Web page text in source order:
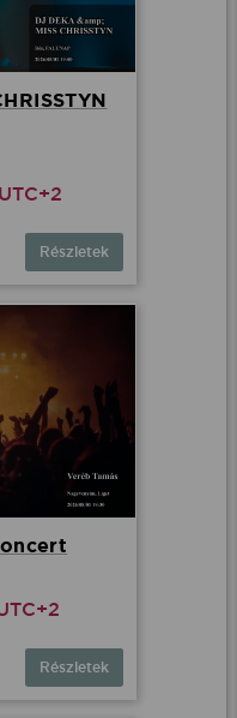
Részletek
Részletek